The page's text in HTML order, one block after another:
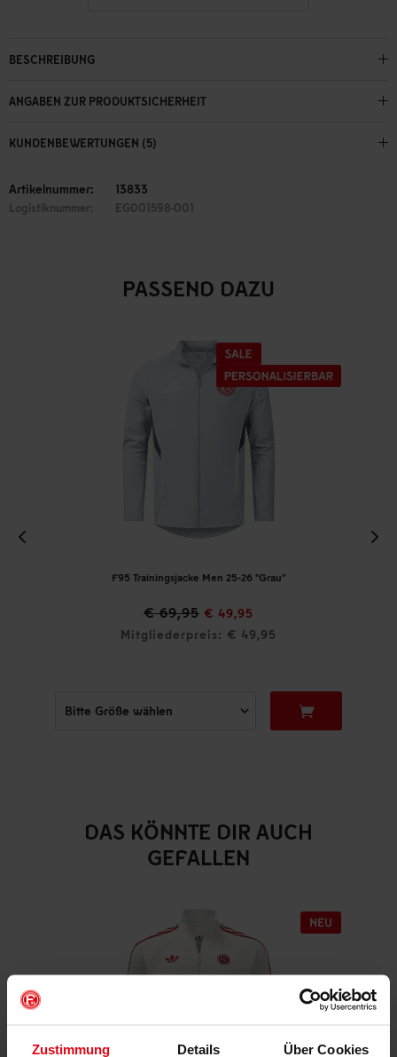
Zustimmung Details Über Cookies
BESCHREIBUNG
ANGABEN ZUR PRODUKTSICHERHEIT
KUNDENBEWERTUNGEN (5)
Artikelnummer: 13833
Logistiknummer: EG001598-001
PASSEND DAZU
F95 Trainingsjacke Men 25-26 "Grau"
€ 69,95 € 49,95
Mitgliederpreis: € 49,95
DAS KÖNNTE DIR AUCH
GEFALLEN